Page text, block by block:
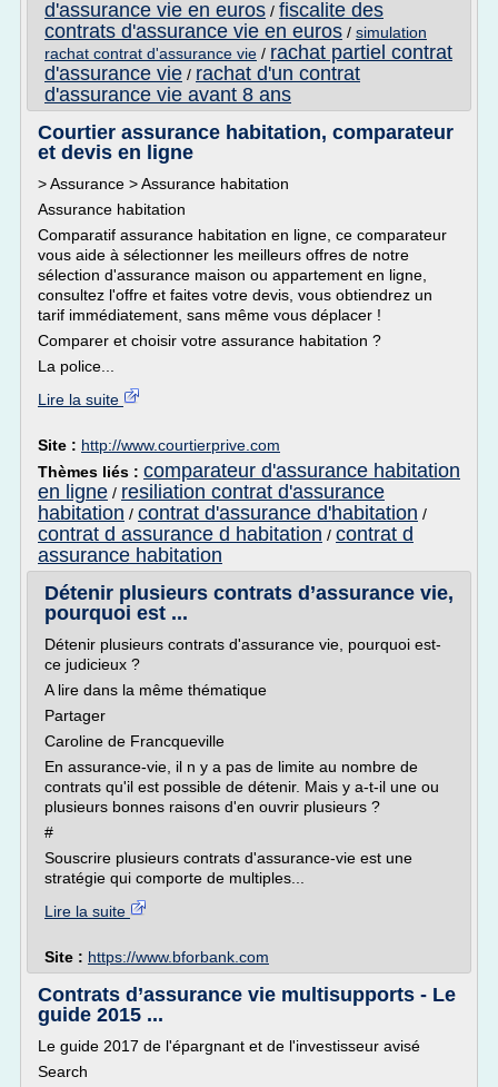
d'assurance vie en euros / fiscalite des
contrats d'assurance vie en euros / simulation
rachat contrat d'assurance vie / rachat partiel contrat
d'assurance vie / rachat d'un contrat
d'assurance vie avant 8 ans
Courtier assurance habitation, comparateur
et devis en ligne
> Assurance > Assurance habitation
Assurance habitation
Comparatif assurance habitation en ligne, ce comparateur
vous aide à sélectionner les meilleurs offres de notre
sélection d'assurance maison ou appartement en ligne,
consultez l'offre et faites votre devis, vous obtiendrez un
tarif immédiatement, sans même vous déplacer !
Comparer et choisir votre assurance habitation ?
La police...
Lire la suite
Site : http://www.courtierprive.com
Thèmes liés : comparateur d'assurance habitation
en ligne / resiliation contrat d'assurance
habitation / contrat d'assurance d'habitation /
contrat d assurance d habitation / contrat d
assurance habitation
Détenir plusieurs contrats d’assurance vie,
pourquoi est ...
Détenir plusieurs contrats d'assurance vie, pourquoi est-
ce judicieux ?
A lire dans la même thématique
Partager
Caroline de Francqueville
En assurance-vie, il n y a pas de limite au nombre de
contrats qu'il est possible de détenir. Mais y a-t-il une ou
plusieurs bonnes raisons d'en ouvrir plusieurs ?
#
Souscrire plusieurs contrats d'assurance-vie est une
stratégie qui comporte de multiples...
Lire la suite
Site : https://www.bforbank.com
Contrats d’assurance vie multisupports - Le
guide 2015 ...
Le guide 2017 de l'épargnant et de l'investisseur avisé
Search